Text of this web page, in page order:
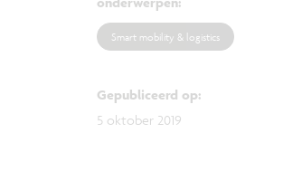
Smart mobility & logistics
Gepubliceerd op:
5 oktober 2019